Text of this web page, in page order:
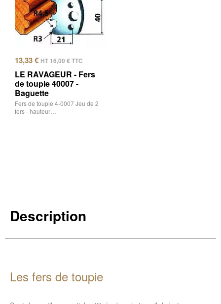
13,33€ HT 16,00 €TTC
LE RAVAGEUR - Fers
de toupie 40007 -
Baguette
Fers de toupie 4-0007 Jeu de 2
fers - hauteur…
Description
Les fers de toupie